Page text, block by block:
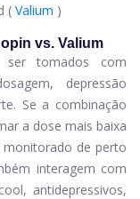
( Valium )
vs. Valium
ser tomados com
depressão
Se a combinação
a dose mais baixa
de perto
interagem com
antidepressivos,